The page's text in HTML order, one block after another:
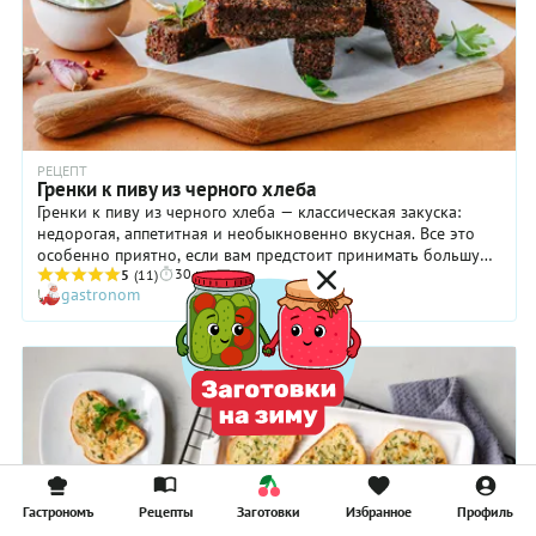
РЕЦЕПТ
Гренки к пиву из черного хлеба
Гренки к пиву из черного хлеба — классическая закуска:
недорогая, аппетитная и необыкновенно вкусная. Все это
особенно приятно, если вам предстоит принимать большую
компанию друзей. Берем черный хлеб, нарезаем
брусочками, приправляем чесноком, петрушкой и быстро
жарим на сковороде. Рецепт — элементарный и бюджетный,
но при этом весьма удачный. Какой хлеб лучше
использовать для гренок? Любой, что больше нравится!
Очень вкусные гренки получаются из черного хлеба с
тмином или кориандром, поэтому при случае непременно
попробуйте такой вариант.
5 (11) 30 мин
gastronom
Гастрономъ Рецепты Заготовки Избранное Профиль